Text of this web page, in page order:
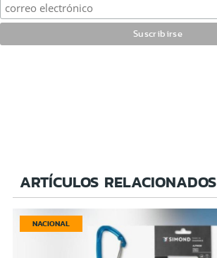
ARTÍCULOS RELACIONADOS
NACIONAL